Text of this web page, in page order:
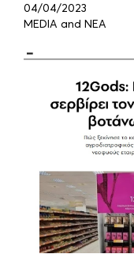
04/04/2023
MEDIA and ΝΕΑ